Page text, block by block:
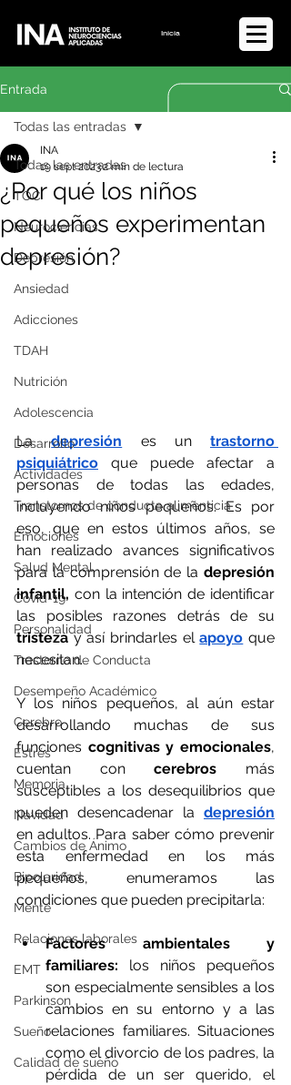
Iniciar sesión
Entrada
Todas las entradas
TOC
Neurociencias
Depresión
Ansiedad
Adicciones
TDAH
Nutrición
Adolescencia
Desarrollo
Actividades
Transtornos de conducta alimenticia
Emociones
Salud Mental
Covid-19
Personalidad
Trastorno de Conducta
Desempeño Académico
Cerebro
Estrés
Memoria
Navidad
Cambios de Ánimo
Bipolaridad
Mente
Relaciones laborales
EMT
Parkinson
Sueño
Calidad de sueño
Todas las entradas
¿Por qué los niños
pequeños experimentan
depresión?
INA
19 sept 20232 min de lectura
La depresión es un trastorno
psiquiátrico que puede afectar a
personas de todas las edades,
incluyendo niños pequeños. Es por
eso, que en estos últimos años, se
han realizado avances significativos
para la comprensión de la depresión
infantil, con la intención de identificar
tristeza y así brindarles el apoyo que
necesitan.
Y los niños pequeños, al aún estar
desarrollando muchas de sus
funciones cognitivas y emocionales,
cuentan con cerebros más
susceptibles a los desequilibrios que
pueden desencadenar la depresión
en adultos. Para saber cómo prevenir
esta enfermedad en los más
pequeños, enumeramos las
condiciones que pueden precipitarla:
Factores ambientales y
familiares: los niños pequeños
son especialmente sensibles a los
cambios en su entorno y a las
relaciones familiares. Situaciones
como el divorcio de los padres, la
pérdida de un ser querido, el